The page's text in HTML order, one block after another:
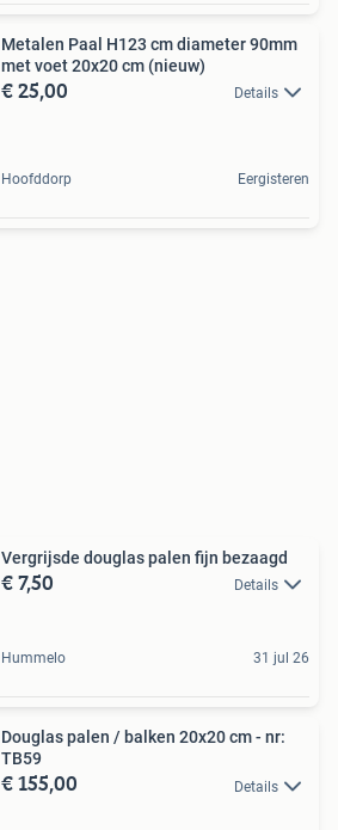
Metalen Paal H123 cm diameter 90mm
met voet 20x20 cm (nieuw)
€ 25,00 Details
Hoofddorp Eergisteren
Vergrijsde douglas palen fijn bezaagd
€ 7,50 Details
Hummelo 31 jul 26
Douglas palen / balken 20x20 cm - nr:
TB59
€ 155,00 Details